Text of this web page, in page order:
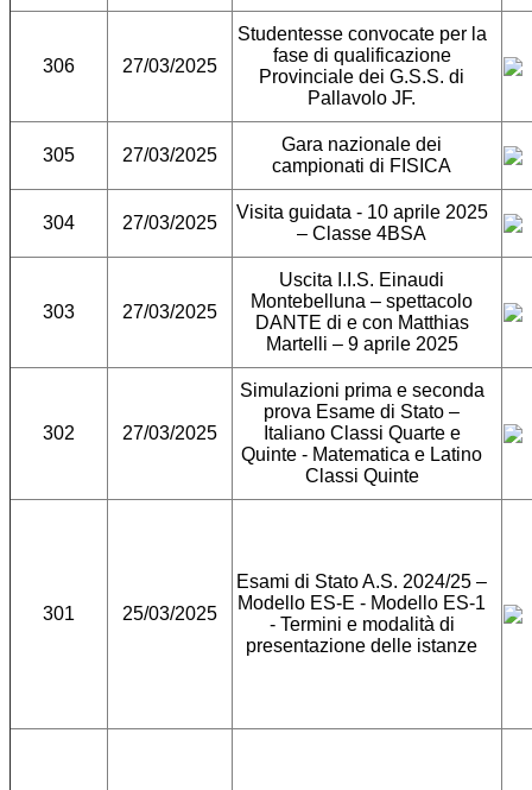
306 27/03/2025
Studentesse convocate per la
fase di qualificazione
Provinciale dei G.S.S. di
Pallavolo JF.
305 27/03/2025
Gara nazionale dei
campionati di FISICA
304 27/03/2025
Visita guidata - 10 aprile 2025
– Classe 4BSA
303 27/03/2025
Uscita I.I.S. Einaudi
Montebelluna – spettacolo
DANTE di e con Matthias
Martelli – 9 aprile 2025
302 27/03/2025
Simulazioni prima e seconda
prova Esame di Stato –
Italiano Classi Quarte e
Quinte - Matematica e Latino
Classi Quinte
301 25/03/2025
Esami di Stato A.S. 2024/25 –
Modello ES-E - Modello ES-1
- Termini e modalità di
presentazione delle istanze